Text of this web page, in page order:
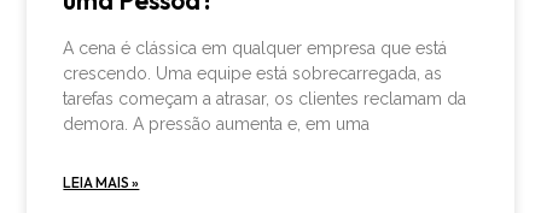
A cena é clássica em qualquer empresa que está
crescendo. Uma equipe está sobrecarregada, as
tarefas começam a atrasar, os clientes reclamam da
demora. A pressão aumenta e, em uma
LEIA MAIS »